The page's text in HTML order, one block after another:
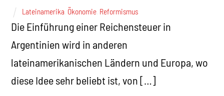
Lateinamerika Ökonomie Reformismus
Die Einführung einer Reichensteuer in
Argentinien wird in anderen
lateinamerikanischen Ländern und Europa, wo
diese Idee sehr beliebt ist, von […]